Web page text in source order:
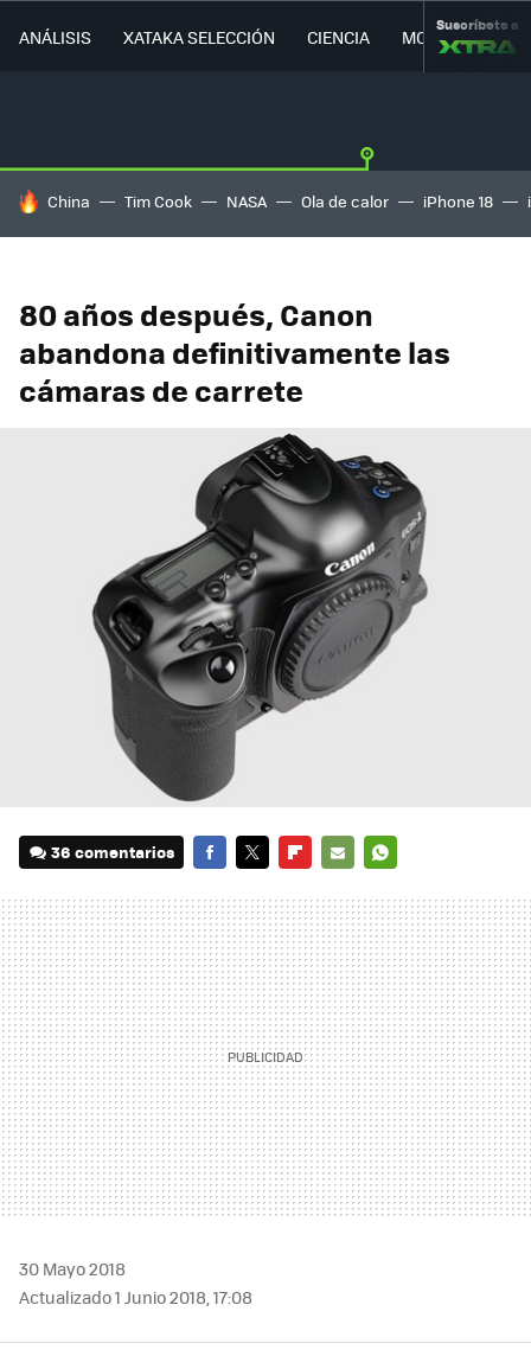
ANÁLISIS XATAKA SELECCIÓN CIENCIA MOVILIDAD
Suscríbete a
HOY SE HABLA DE
China Tim Cook NASA Ola de calor iPhone 18
80 años después, Canon
abandona definitivamente las
cámaras de carrete
36 comentarios
MAIL
30 Mayo 2018
Actualizado 1 Junio 2018, 17:08